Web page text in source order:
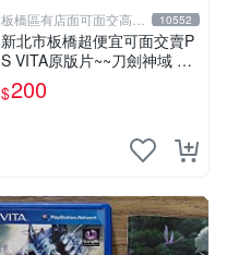
板橋區有店面可面交高價
回收電玩
10552
新北市板橋超便宜可面交賣P
S VITA原版片~~刀劍神域 虛
空斷章 中文版~~實體店面可
面交
$200